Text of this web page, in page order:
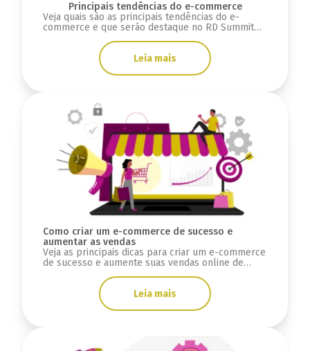
Principais tendências do e-commerce
Veja quais são as principais tendências do e-
commerce e que serão destaque no RD Summit
Leia mais
Como criar um e-commerce de sucesso e
aumentar as vendas
Veja as principais dicas para criar um e-commerce
de sucesso e aumente suas vendas online de
Leia mais